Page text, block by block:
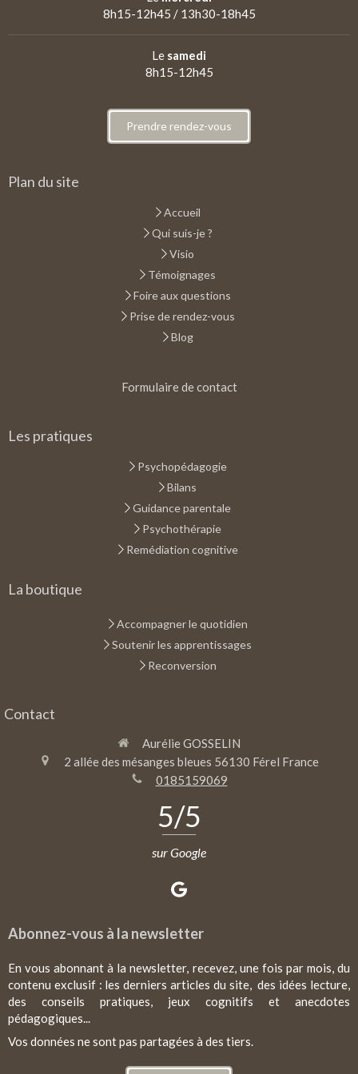
8h15-12h45 / 13h30-18h45
Le samedi
8h15-12h45
Prendre rendez-vous
Plan du site
Accueil
Qui suis-je ?
Visio
Témoignages
Foire aux questions
Prise de rendez-vous
Blog
Formulaire de contact
Les pratiques
Psychopédagogie
Bilans
Guidance parentale
Psychothérapie
Remédiation cognitive
La boutique
Accompagner le quotidien
Soutenir les apprentissages
Reconversion
Contact
Aurélie GOSSELIN
2 allée des mésanges bleues 56130 Férel France
0185159069
5/5
sur Google
Abonnez-vous à la newsletter
En vous abonnant à la newsletter, recevez, une fois par mois, du
contenu exclusif : les derniers articles du site, des idées lecture,
des conseils pratiques, jeux cognitifs et anecdotes
pédagogiques...
Vos données ne sont pas partagées à des tiers.